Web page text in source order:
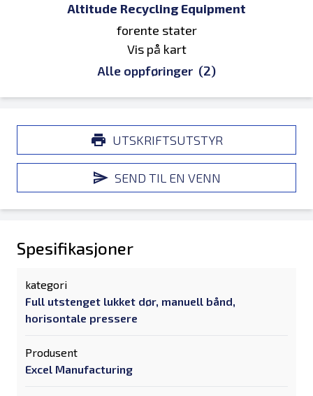
Altitude Recycling Equipment
forente stater
Vis på kart
Alle oppføringer (2)
UTSKRIFTSUTSTYR
SEND TIL EN VENN
Spesifikasjoner
kategori
Full utstenget lukket dør, manuell bånd,
horisontale pressere
Produsent
Excel Manufacturing